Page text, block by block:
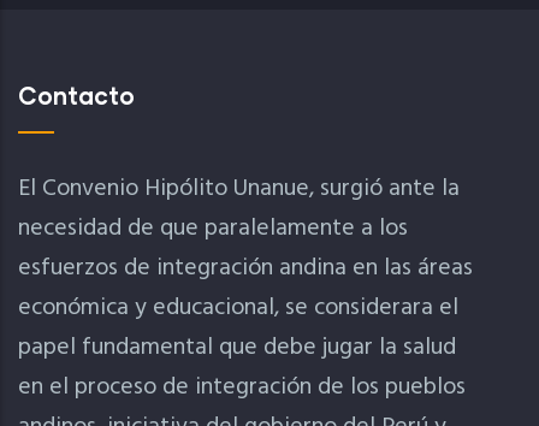
Contacto
El Convenio Hipólito Unanue, surgió ante la
necesidad de que paralelamente a los
esfuerzos de integración andina en las áreas
económica y educacional, se considerara el
papel fundamental que debe jugar la salud
en el proceso de integración de los pueblos